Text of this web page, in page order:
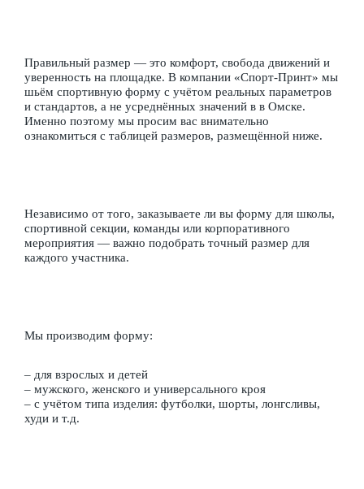
Правильный размер — это комфорт, свобода движений и
уверенность на площадке. В компании «Спорт‑Принт» мы
шьём спортивную форму с учётом реальных параметров
и стандартов, а не усреднённых значений в в Омске.
Именно поэтому мы просим вас внимательно
ознакомиться с таблицей размеров, размещённой ниже.
Независимо от того, заказываете ли вы форму для школы,
спортивной секции, команды или корпоративного
мероприятия — важно подобрать точный размер для
каждого участника.
Мы производим форму:
– для взрослых и детей
– мужского, женского и универсального кроя
– с учётом типа изделия: футболки, шорты, лонгсливы,
худи и т.д.